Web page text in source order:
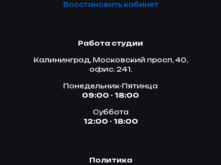
Восстановить кабинет
Работа студии
Калининград, Московский просп, 40,
офис. 241.
Понедельник-Пятинца
09:00 - 18:00
Суббота
12:00 - 18:00
Политика